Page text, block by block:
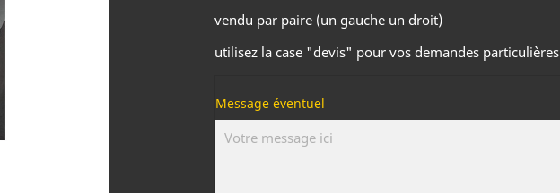
vendu par paire (un gauche un droit)
utilisez la case "devis" pour vos demandes particulières
Message éventuel